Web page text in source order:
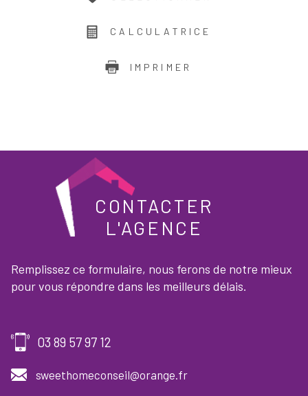
CALCULATRICE
IMPRIMER
CONTACTER
L'AGENCE
Remplissez ce formulaire, nous ferons de notre mieux
pour vous répondre dans les meilleurs délais.
03 89 57 97 12
sweethomeconseil@orange.fr